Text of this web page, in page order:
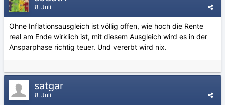
8. Juli
Ohne Inflationsausgleich ist völlig offen, wie hoch die Rente
real am Ende wirklich ist, mit diesem Ausgleich wird es in der
Ansparphase richtig teuer. Und vererbt wird nix.
satgar
8. Juli